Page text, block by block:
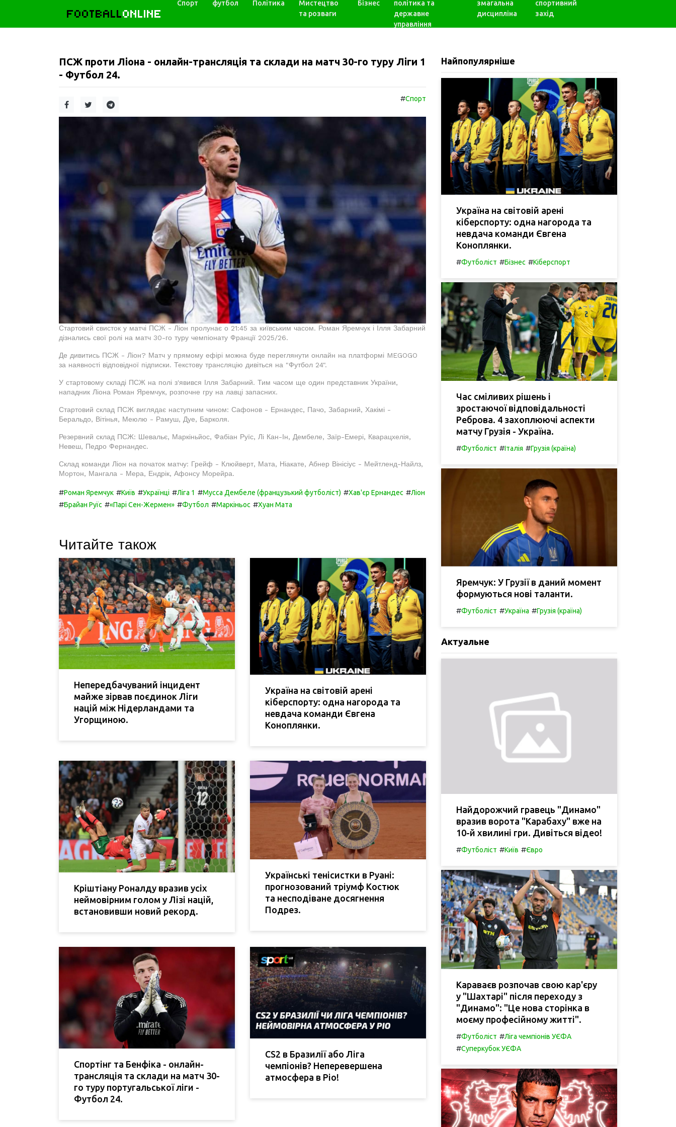
FOOTBALLONLINE
Спорт футбол Політика
Мистецтво
та розваги
Бізнес
політика та
державне
управління
змагальна
дисципліна
спортивний
захід
ПСЖ проти Ліона - онлайн-трансляція та склади на матч 30-го туру Ліги 1
- Футбол 24.
#Спорт
Стартовий свисток у матчі ПСЖ - Ліон пролунає о 21:45 за київським часом. Роман Яремчук і Ілля Забарний
дізнались свої ролі на матч 30-го туру чемпіонату Франції 2025/26.
Де дивитись ПСЖ - Ліон? Матч у прямому ефірі можна буде переглянути онлайн на платформі MEGOGO
за наявності відповідної підписки. Текстову трансляцію дивіться на "Футбол 24".
У стартовому складі ПСЖ на полі з'явився Ілля Забарний. Тим часом ще один представник України,
нападник Ліона Роман Яремчук, розпочне гру на лавці запасних.
Стартовий склад ПСЖ виглядає наступним чином: Сафонов - Ернандес, Пачо, Забарний, Хакімі -
Беральдо, Вітінья, Меюлю - Рамуш, Дуе, Барколя.
Резервний склад ПСЖ: Шевальє, Маркіньйос, Фабіан Руїс, Лі Кан-Ін, Дембеле, Заїр-Емері, Кварацхелія,
Невеш, Педро Фернандес.
Склад команди Ліон на початок матчу: Грейф - Клюйверт, Мата, Ніакате, Абнер Вінісіус - Мейтленд-Найлз,
Мортон, Мангала - Мера, Ендрік, Афонсу Морейра.
#Роман Яремчук #Київ #Українці #Ліга 1 #Мусса Дембеле (французький футболіст) #Хав'єр Ернандес #Ліон
#Брайан Руїс #«Парі Сен-Жермен» #Футбол #Маркіньос #Хуан Мата
Читайте також
Непередбачуваний інцидент
майже зірвав поєдинок Ліги
націй між Нідерландами та
Угорщиною.
Україна на світовій арені
кіберспорту: одна нагорода та
невдача команди Євгена
Коноплянки.
Кріштіану Роналду вразив усіх
неймовірним голом у Лізі націй,
встановивши новий рекорд.
Українські тенісистки в Руані:
прогнозований тріумф Костюк
та несподіване досягнення
Подрез.
Спортінг та Бенфіка - онлайн-
трансляція та склади на матч 30-
го туру португальської ліги -
Футбол 24.
CS2 в Бразилії або Ліга
чемпіонів? Неперевершена
атмосфера в Ріо!
Найпопулярніше
Україна на світовій арені
кіберспорту: одна нагорода та
невдача команди Євгена
Коноплянки.
#Футболіст #Бізнес #Кіберспорт
Час сміливих рішень і
зростаючої відповідальності
Реброва. 4 захоплюючі аспекти
матчу Грузія - Україна.
#Футболіст #Італія #Грузія (країна)
Яремчук: У Грузії в даний момент
формуються нові таланти.
#Футболіст #Україна #Грузія (країна)
Актуальне
Найдорожчий гравець "Динамо"
вразив ворота "Карабаху" вже на
10-й хвилині гри. Дивіться відео!
#Футболіст #Київ #Євро
Караваєв розпочав свою кар'єру
у "Шахтарі" після переходу з
"Динамо": "Це нова сторінка в
моєму професійному житті".
#Футболіст #Ліга чемпіонів УЄФА
#Суперкубок УЄФА